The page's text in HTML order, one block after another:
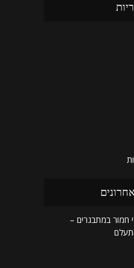
חמור במתבגרים –